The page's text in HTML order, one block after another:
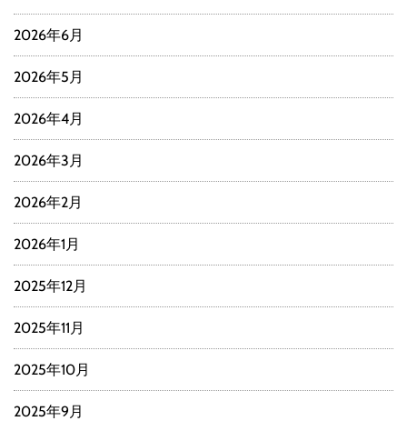
2026年6月
2026年5月
2026年4月
2026年3月
2026年2月
2026年1月
2025年12月
2025年11月
2025年10月
2025年9月